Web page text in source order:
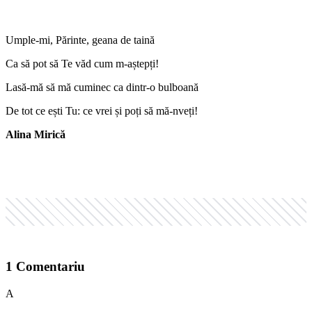
Umple-mi, Părinte, geana de taină
Ca să pot să Te văd cum m-aștepți!
Lasă-mă să mă cuminec ca dintr-o bulboană
De tot ce ești Tu: ce vrei și poți să mă-nveți!
Alina Mirică
1 Comentariu
A